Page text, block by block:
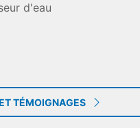
d'eau
TÉMOIGNAGES